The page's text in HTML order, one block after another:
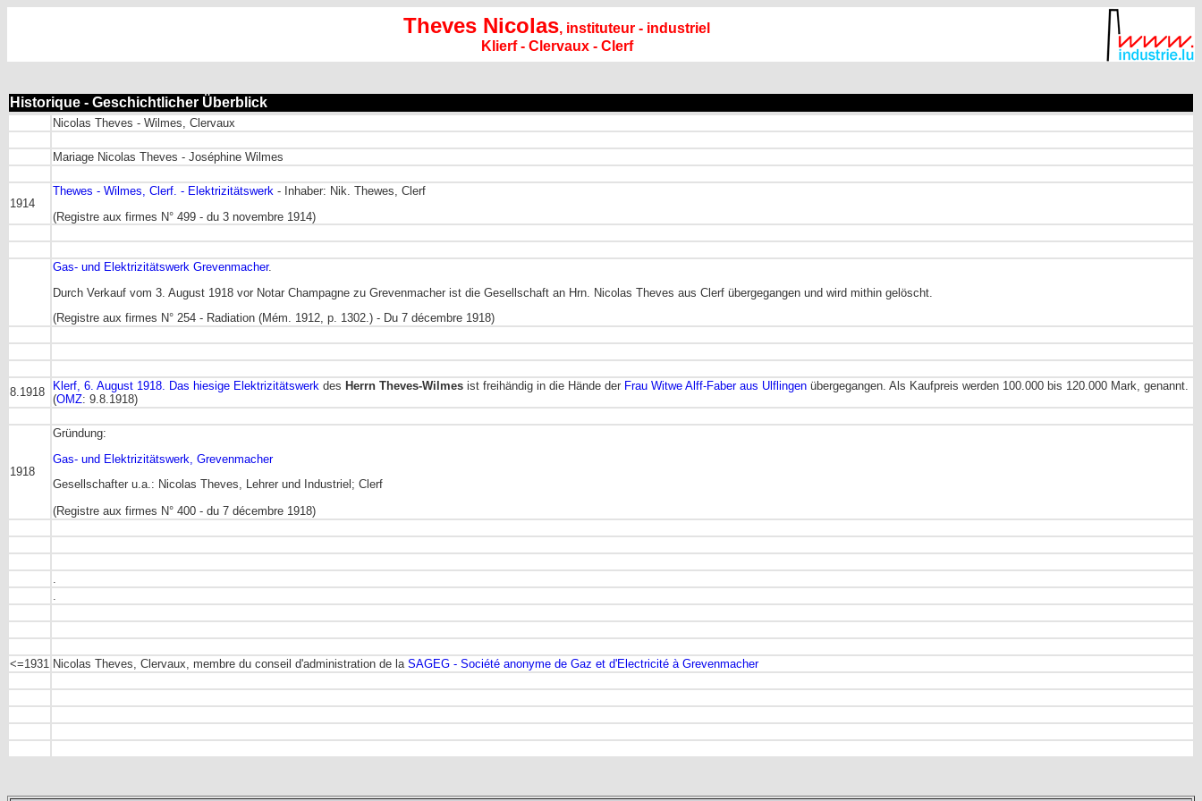
Theves Nicolas, instituteur - industriel
Klierf - Clervaux - Clerf
Historique - Geschichtlicher Überblick
Nicolas Theves - Wilmes, Clervaux
Mariage Nicolas Theves - Joséphine Wilmes
1914
Thewes - Wilmes, Clerf. - Elektrizitätswerk - Inhaber: Nik. Thewes, Clerf
(Registre aux firmes N° 499 - du 3 novembre 1914)
Gas- und Elektrizitätswerk Grevenmacher.
Durch Verkauf vom 3. August 1918 vor Notar Champagne zu Grevenmacher ist die Gesellschaft an Hrn. Nicolas Theves aus Clerf übergegangen und wird mithin gelöscht.
(Registre aux firmes N° 254 - Radiation (Mém. 1912, p. 1302.) - Du 7 décembre 1918)
8.1918 Klerf, 6. August 1918. Das hiesige Elektrizitätswerk des Herrn Theves-Wilmes ist freihändig in die Hände der Frau Witwe Alff-Faber aus Ulflingen übergegangen. Als Kaufpreis werden 100.000 bis 120.000 Mark, genannt.
(OMZ: 9.8.1918)
1918
Gründung:
Gas- und Elektrizitätswerk, Grevenmacher
Gesellschafter u.a.: Nicolas Theves, Lehrer und Industriel; Clerf
(Registre aux firmes N° 400 - du 7 décembre 1918)
.
.
<=1931 Nicolas Theves, Clervaux, membre du conseil d'administration de la SAGEG - Société anonyme de Gaz et d'Electricité à Grevenmacher